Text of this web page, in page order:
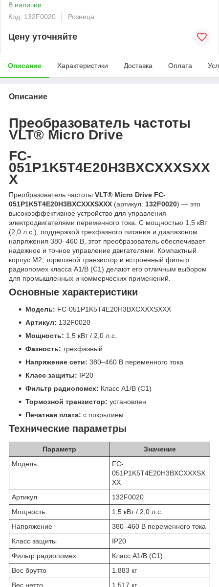
В наличии
Код: 132F0020
Розница
Цену уточняйте
Описание Характеристики Доставка Оплата
Описание
Преобразователь частоты
VLT® Micro Drive
FC-
051P1K5T4E20H3BXCXXXSXX
X
Преобразователь частоты VLT® Micro Drive FC-
051P1K5T4E20H3BXCXXXSXXX (артикул: 132F0020) — это
высокоэффективное устройство для управления
электродвигателями переменного тока. С мощностью 1,5 кВт
(2,0 л.с.), поддержкой трехфазного питания и диапазоном
напряжения 380–460 В, этот преобразователь обеспечивает
надежное и точное управление двигателями. Компактный
корпус M2, тормозной транзистор и встроенный фильтр
радиопомех класса A1/B (C1) делают его отличным выбором
для промышленных и коммерческих применений.
Основные характеристики
Модель: FC-051P1K5T4E20H3BXCXXXSXXX
Артикул: 132F0020
Мощность: 1,5 кВт / 2,0 л.с.
Фазность: трехфазный
Напряжение сети: 380–460 В переменного тока
Класс защиты: IP20
Фильтр радиопомех: Класс A1/B (C1)
Тормозной транзистор: установлен
Печатная плата: с покрытием
Технические параметры
Параметр
Значение
Модель
FC-
051P1K5T4E20H3BXCXXXSX
XX
Артикул
132F0020
Мощность
1,5 кВт / 2,0 л.с.
Напряжение
380–460 В переменного тока
Класс защиты
IP20
Фильтр радиопомех
Класс A1/B (C1)
Вес брутто
1.883 кг
Вес нетто
1.517 кг